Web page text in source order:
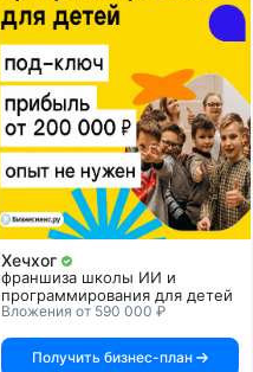
Хечхог
франшиза школы ИИ и
программирования для детей
Вложения от 590 000 ₽
Получить бизнес-план